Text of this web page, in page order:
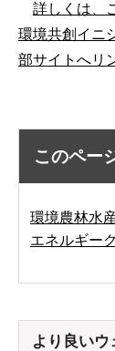
詳しくは、
環境共創イニ
部サイトへリ
このペー
環境農林水
エネルギー
より良い